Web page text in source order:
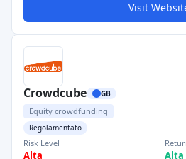
Visit
Crowdcube GB
Equity crowdfunding
Regolamentato
Risk Level
Alta Alta